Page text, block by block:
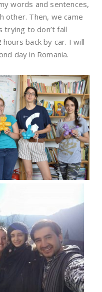
words and sentences,
other. Then, we came
trying to don’t fall
back by car. I will
day in Romania.